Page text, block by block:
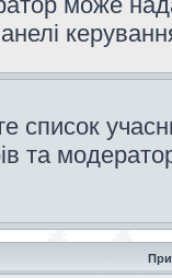
список
та